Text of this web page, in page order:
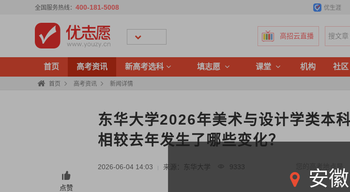
优生涯
全国服务热线： 400-181-5008
高招云直播
首页 高考资讯 新高考选科 填志愿 课堂 机构 社区
首页 高考资讯 新闻详情
点赞
东华大学2026年美术与设计学类本
相较去年发生了哪些变化？
2026-06-04 14:03 | 来源：东华大学 9333
安徽